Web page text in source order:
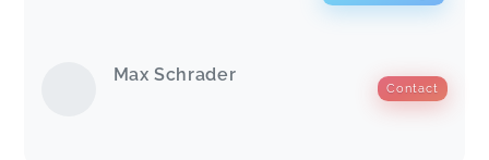
Max Schrader
Contact